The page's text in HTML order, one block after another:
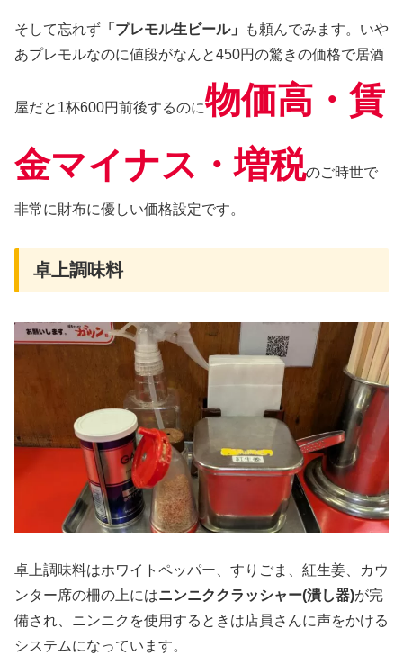
そして忘れず 「プレモル生ビール」
も頼んでみます。いや
あプレモルなのに値段がなんと450円の驚きの価格で居酒
屋だと1杯600円前後するのに物価高・賃
金マイナス・増税のご時世で
非常に財布に優しい価格設定です。
卓上調味料
卓上調味料はホワイトペッパー、すりごま、紅生姜、カウ
ンター席の柵の上にはニンニククラッシャー(潰し器)が完
備され、ニンニクを使用するときは店員さんに声をかける
システムになっています。